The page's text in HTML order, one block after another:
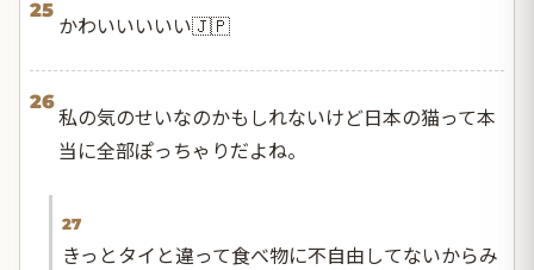
25
かわいいいいい🇯🇵
26
私の気のせいなのかもしれないけど日本の猫って本
当に全部ぽっちゃりだよね。
27
きっとタイと違って食べ物に不自由してないからみ